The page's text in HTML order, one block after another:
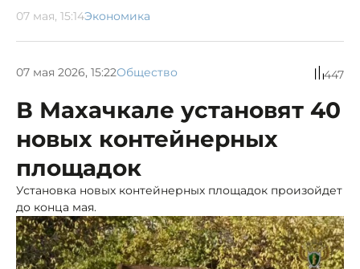
07 мая, 15:14Экономика
07 мая 2026, 15:22Общество 447
В Махачкале установят 40
новых контейнерных
площадок
Установка новых контейнерных площадок произойдет
до конца мая.